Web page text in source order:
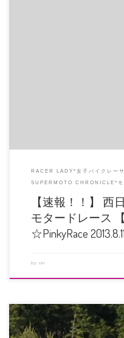
RACER LADY*女子バイクレー
SUPERMOTO CHRONICLE*モ
【速報！！】 西
モタードレース
☆PinkyRace 2013.8.11
by rei